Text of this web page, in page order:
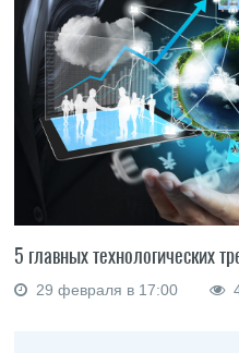
5 главных технологических
29 февраля в 17:00